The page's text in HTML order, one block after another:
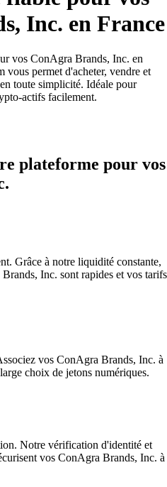
Inc. en France
vos ConAgra Brands, Inc. en
permet d'acheter, vendre et
toute simplicité. Idéale pour
actifs facilement.
plateforme pour vos
Grâce à notre liquidité constante,
Inc. sont rapides et vos tarifs
vos ConAgra Brands, Inc. à
choix de jetons numériques.
Notre vérification d'identité et
vos ConAgra Brands, Inc. à